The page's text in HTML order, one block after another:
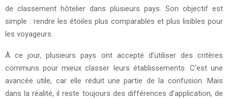
de classement hôtelier dans plusieurs pays. Son objectif est
simple : rendre les étoiles plus comparables et plus lisibles pour
les voyageurs.
À ce jour, plusieurs pays ont accepté d’utiliser des critères
communs pour mieux classer leurs établissements. C’est une
avancée utile, car elle réduit une partie de la confusion. Mais
dans la réalité, il reste toujours des différences d’application, de